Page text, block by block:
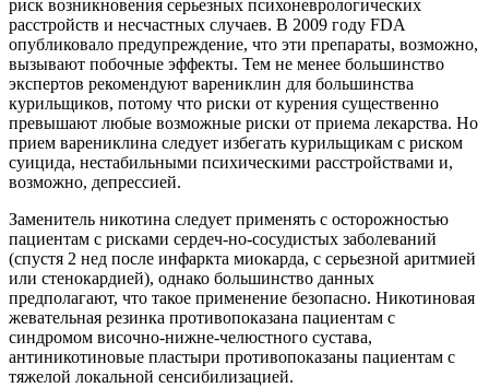
риск возникновения серьезных психоневрологических
расстройств и несчастных случаев. В 2009 году FDA
опубликовало предупреждение, что эти препараты, возможно,
вызывают побочные эффекты. Тем не менее большинство
экспертов рекомендуют варениклин для большинства
курильщиков, потому что риски от курения существенно
превышают любые возможные риски от приема лекарства. Но
прием варениклина следует избегать курильщикам с риском
суицида, нестабильными психическими расстройствами и,
возможно, депрессией.
Заменитель никотина следует применять с осторожностью
пациентам с рисками сердеч-но-сосудистых заболеваний
(спустя 2 нед после инфаркта миокарда, с серьезной аритмией
или стенокардией), однако большинство данных
предполагают, что такое применение безопасно. Никотиновая
жевательная резинка противопоказана пациентам с
синдромом височно-нижне-челюстного сустава,
антиникотиновые пластыри противопоказаны пациентам с
тяжелой локальной сенсибилизацией.